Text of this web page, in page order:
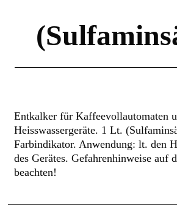
Entkalker für Kaffeevollautomaten
Heisswassergeräte. 1 Lt.
Farbindikator. Anwendung: lt. den
des Gerätes. Gefahrenhinweise auf
beachten!